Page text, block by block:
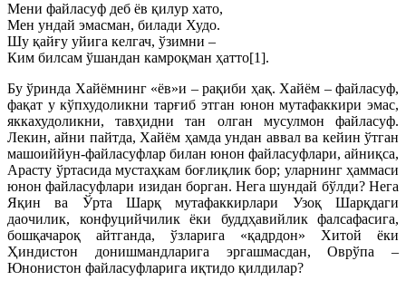
Мени файласуф деб ёв қилур хато,
Мен ундай эмасман, билади Худо.
Шу қайғу уйига келгач, ўзимни –
Ким билсам ўшандан камроқман ҳатто[1].
Бу ўринда Хайёмнинг «ёв»и – рақиби ҳақ. Хайём – файласуф,
фақат у кўпхудоликни тарғиб этган юнон мутафаккири эмас,
яккахудоликни, тавҳидни тан олган мусулмон файласуф.
Лекин, айни пайтда, Хайём ҳамда ундан аввал ва кейин ўтган
машоиййун-файласуфлар билан юнон файласуфлари, айниқса,
Арасту ўртасида мустаҳкам боғлиқлик бор; уларнинг ҳаммаси
юнон файласуфлари изидан борган. Нега шундай бўлди? Нега
Яқин ва Ўрта Шарқ мутафаккирлари Узоқ Шарқдаги
даочилик, конфуцийчилик ёки буддҳавийлик фалсафасига,
бошқачароқ айтганда, ўзларига «қадрдон» Хитой ёки
Ҳиндистон донишмандларига эргашмасдан, Оврўпа –
Юнонистон файласуфларига иқтидо қилдилар?